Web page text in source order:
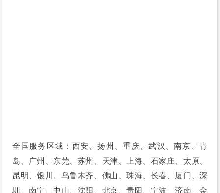
全国服务区域：西安、扬州、重庆、武汉、南京、青
岛、广州、东莞、苏州、天津、上海、石家庄、太原、
昆明、银川、乌鲁木齐、佛山、珠海、长春、厦门、深
圳、南宁、中山、沈阳、北京、贵阳、宁波、济南、金